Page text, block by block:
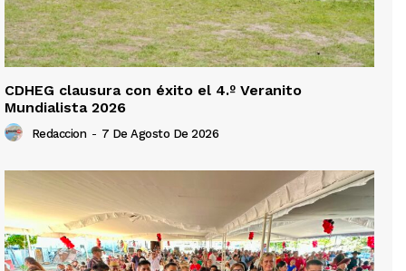
CDHEG clausura con éxito el 4.º Veranito
Mundialista 2026
Redaccion - 7 De Agosto De 2026